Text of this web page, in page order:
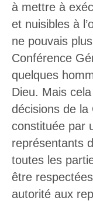
à mettre à
et nuisibles à
ne pouvais
Conférence
quelques
Dieu. Mais
décisions de la
constituée par
représentants
toutes les
être
autorité aux